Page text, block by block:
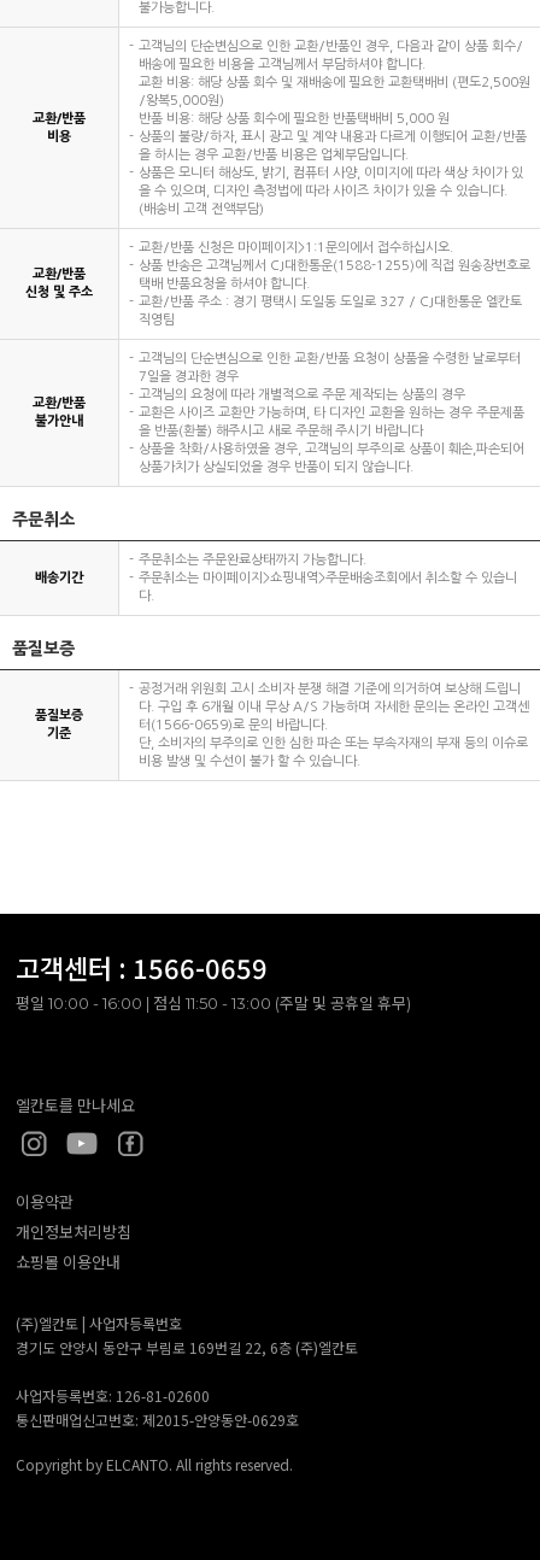
불가능합니다.
교환/반품
비용
고객님의 단순변심으로 인한 교환/반품인 경우, 다음과 같이 상품 회수/
배송에 필요한 비용을 고객님께서 부담하셔야 합니다.
교환 비용: 해당 상품 회수 및 재배송에 필요한 교환택배비 (편도2,500원
/왕복5,000원)
반품 비용: 해당 상품 회수에 필요한 반품택배비 5,000 원
상품의 불량/하자, 표시 광고 및 계약 내용과 다르게 이행되어 교환/반품
을 하시는 경우 교환/반품 비용은 업체부담입니다.
상품은 모니터 해상도, 밝기, 컴퓨터 사양, 이미지에 따라 색상 차이가 있
을 수 있으며, 디자인 측정법에 따라 사이즈 차이가 있을 수 있습니다.
(배송비 고객 전액부담)
교환/반품
신청 및 주소
교환/반품 신청은 마이페이지>1:1문의에서 접수하십시오.
상품 반송은 고객님께서 CJ대한통운(1588-1255)에 직접 원송장번호로
택배 반품요청을 하셔야 합니다.
교환/반품 주소 : 경기 평택시 도일동 도일로 327 / CJ대한통운 엘칸토
직영팀
교환/반품
불가안내
고객님의 단순변심으로 인한 교환/반품 요청이 상품을 수령한 날로부터
7일을 경과한 경우
고객님의 요청에 따라 개별적으로 주문 제작되는 상품의 경우
교환은 사이즈 교환만 가능하며, 타 디자인 교환을 원하는 경우 주문제품
을 반품(환불) 해주시고 새로 주문해 주시기 바랍니다
상품을 착화/사용하였을 경우, 고객님의 부주의로 상품이 훼손,파손되어
상품가치가 상실되었을 경우 반품이 되지 않습니다.
주문취소
배송기간
주문취소는 주문완료상태까지 가능합니다.
주문취소는 마이페이지>쇼핑내역>주문배송조회에서 취소할 수 있습니
다.
품질보증
품질보증
기준
공정거래 위원회 고시 소비자 분쟁 해결 기준에 의거하여 보상해 드립니
다. 구입 후 6개월 이내 무상 A/S 가능하며 자세한 문의는 온라인 고객센
터(1566-0659)로 문의 바랍니다.
단, 소비자의 부주의로 인한 심한 파손 또는 부속자재의 부재 등의 이슈로
비용 발생 및 수선이 불가 할 수 있습니다.
고객센터 : 1566-0659
평일 10:00 - 16:00 | 점심 11:50 - 13:00 (주말 및 공휴일 휴무)
엘칸토를 만나세요
이용약관
개인정보처리방침
쇼핑몰 이용안내
(주)엘칸토 | 사업자등록번호
경기도 안양시 동안구 부림로 169번길 22, 6층 (주)엘칸토
사업자등록번호: 126-81-02600
통신판매업신고번호: 제2015-안양동안-0629호
Copyright by ELCANTO. All rights reserved.